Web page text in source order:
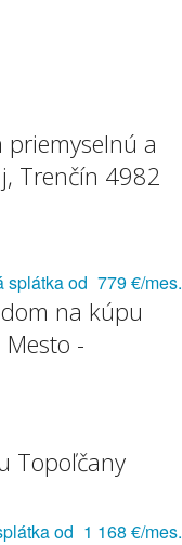
priemyselnú a
Trenčín 4982
splátka od 779 €/mes.
na kúpu
Mesto -
Topoľčany
od 1 168 €/mes.